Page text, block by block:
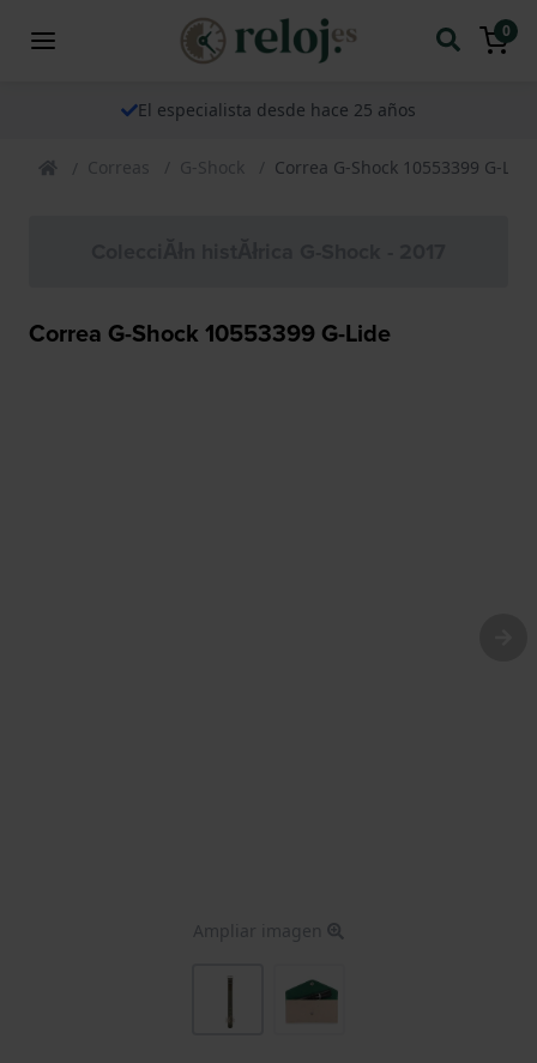
0
El especialista desde hace 25 años
Correas G-Shock Correa G-Shock 10553399 G-Lide
Correa G-Shock 10553399 G-Lide
Ampliar imagen